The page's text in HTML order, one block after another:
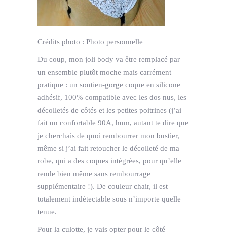
Crédits photo : Photo personnelle
Du coup, mon joli body va être remplacé par
un ensemble plutôt moche mais carrément
pratique : un soutien-gorge coque en silicone
adhésif, 100% compatible avec les dos nus, les
décolletés de côtés et les petites poitrines (j’ai
fait un confortable 90A, hum, autant te dire que
je cherchais de quoi rembourrer mon bustier,
même si j’ai fait retoucher le décolleté de ma
robe, qui a des coques intégrées, pour qu’elle
rende bien même sans rembourrage
supplémentaire !). De couleur chair, il est
totalement indétectable sous n’importe quelle
tenue.
Pour la culotte, je vais opter pour le côté